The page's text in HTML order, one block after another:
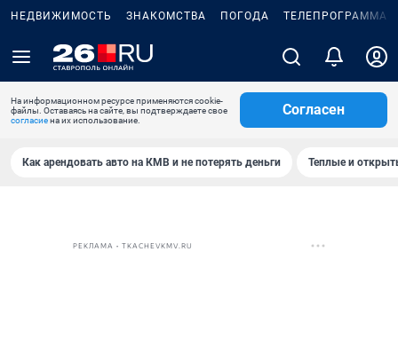
НЕДВИЖИМОСТЬ ЗНАКОМСТВА ПОГОДА ТЕЛЕПРОГРАММА
На информационном ресурсе применяются cookie-
файлы. Оставаясь на сайте, вы подтверждаете свое
согласиена их использование.
Согласен
Как арендовать авто на КМВ и не потерять деньги Теплые и
РЕКЛАМА • TKACHEVKMV.RU